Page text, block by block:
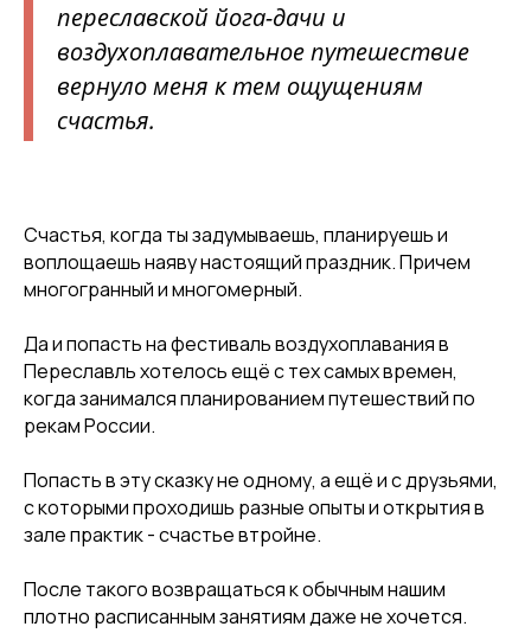
переславской йога-дачи и
воздухоплавательное путешествие
вернуло меня к тем ощущениям
счастья.
Счастья, когда ты задумываешь, планируешь и
воплощаешь наяву настоящий праздник. Причем
многогранный и многомерный.
Да и попасть на фестиваль воздухоплавания в
Переславль хотелось ещё с тех самых времен,
когда занимался планированием путешествий по
рекам России.
Попасть в эту сказку не одному, а ещё и с друзьями,
с которыми проходишь разные опыты и открытия в
зале практик - счастье втройне.
После такого возвращаться к обычным нашим
плотно расписанным занятиям даже не хочется.